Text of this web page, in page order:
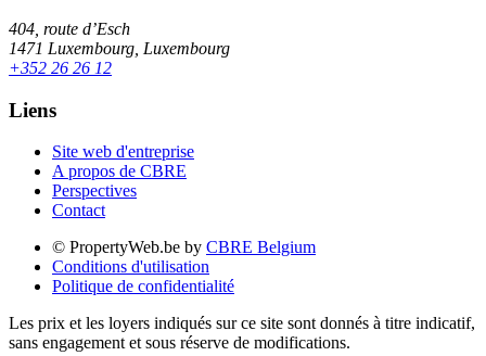
404, route d’Esch
1471 Luxembourg, Luxembourg
+352 26 26 12
Liens
Site web d'entreprise
A propos de CBRE
Perspectives
Contact
© PropertyWeb.be by CBRE Belgium
Conditions d'utilisation
Politique de confidentialité
Les prix et les loyers indiqués sur ce site sont donnés à titre indicatif,
sans engagement et sous réserve de modifications.